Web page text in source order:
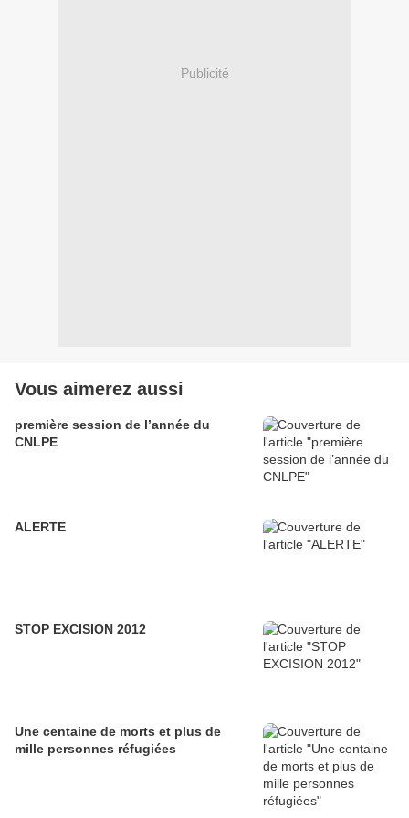
Publicité
Vous aimerez aussi
première session de l’année du
CNLPE
ALERTE
STOP EXCISION 2012
Une centaine de morts et plus de
mille personnes réfugiées